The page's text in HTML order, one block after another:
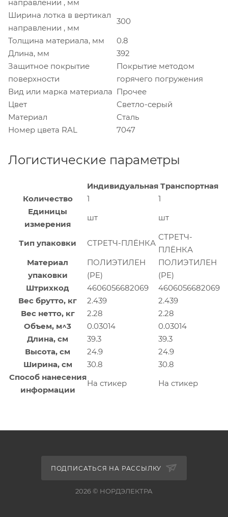
направлении , мм
Ширина лотка в вертикал
направлении , мм
300
Толщина материала, мм
0.8
Длина, мм
392
Защитное покрытие
поверхности
Покрытие методом
горячего погружения
Вид или марка материала Прочее
Цвет
Светло-серый
Материал
Сталь
Номер цвета RAL
7047
Логистические параметры
Индивидуальная Транспортная
Количество
1
1
Единицы
измерения
шт шт
Тип упаковки СТРЕТЧ-ПЛЁНКА
СТРЕТЧ-
ПЛЁНКА
Материал
упаковки
ПОЛИЭТИЛЕН
(PE)
ПОЛИЭТИЛЕН
(PE)
Штрихкод
4606056682069
4606056682069
Вес брутто, кг
2.439
2.439
Вес нетто, кг
2.28
2.28
Объем, м^3
0.03014
0.03014
Длина, см
39.3
39.3
Высота, см
24.9
24.9
Ширина, см
30.8
30.8
Способ нанесения
информации
На стикер На стикер
ПОДПИСАТЬСЯ НА РАССЫЛКУ
2026 © НОРДЭЛЕКТРА